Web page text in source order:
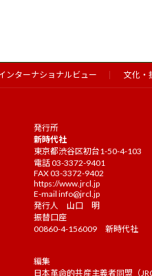
ンターナショナルビュー 文化・
発行所
新時代社
東京都渋谷区初台1-50-4-103
電話 03-3372-9401
FAX 03-3372-9402
https://www.jrcl.jp
E-mail info@jrcl.jp
発行人 山口 明
振替口座
00860-4-156009 新時代社
編集
日本革命的共産主義者同盟（